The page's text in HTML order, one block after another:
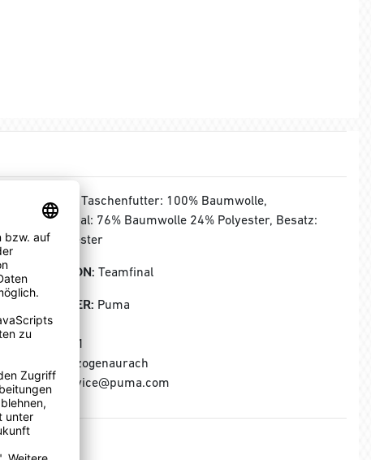
MATERIAL:
Taschenfutter: 100% Baumwolle,
Obermaterial: 76% Baumwolle 24% Polyester, Besatz:
100% Polyester
KOLLEKTION: Teamfinal
HERSTELLER: Puma
Puma SE
Puma Way 1
91074 Herzogenaurach
E-Mail: service@puma.com